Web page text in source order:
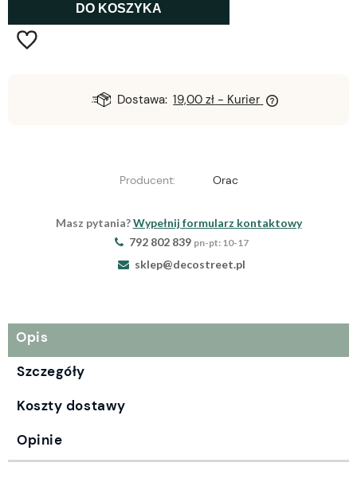
DO KOSZYKA
Dostawa: 19,00 zł - Kurier
Producent: Orac
Masz pytania?Wypełnij formularz kontaktowy
792 802 839 pn-pt: 10-17
sklep@decostreet.pl
Opis
Szczegóły
Koszty dostawy
Opinie